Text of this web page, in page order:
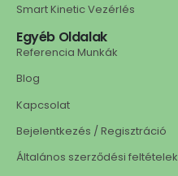
Smart Kinetic Vezérlés
Egyéb Oldalak
Referencia Munkák
Blog
Kapcsolat
Bejelentkezés / Regisztráció
Általános szerződési feltételek